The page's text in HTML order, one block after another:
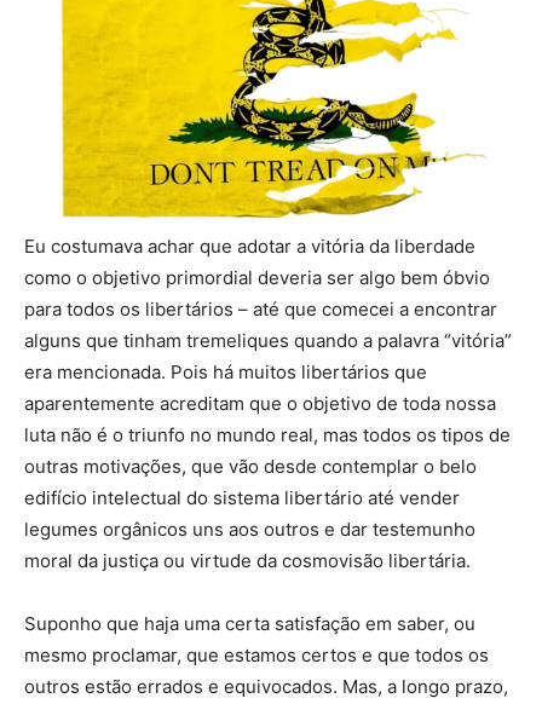
Eu costumava achar que adotar a vitória da liberdade
como o objetivo primordial deveria ser algo bem óbvio
para todos os libertários – até que comecei a encontrar
alguns que tinham tremeliques quando a palavra “vitória”
era mencionada. Pois há muitos libertários que
aparentemente acreditam que o objetivo de toda nossa
luta não é o triunfo no mundo real, mas todos os tipos de
outras motivações, que vão desde contemplar o belo
edifício intelectual do sistema libertário até vender
legumes orgânicos uns aos outros e dar testemunho
moral da justiça ou virtude da cosmovisão libertária.
Suponho que haja uma certa satisfação em saber, ou
mesmo proclamar, que estamos certos e que todos os
outros estão errados e equivocados. Mas, a longo prazo,